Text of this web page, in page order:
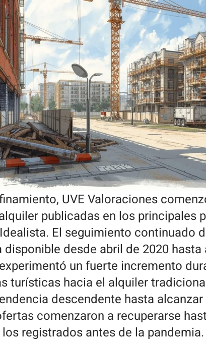
UVE Valoraciones
publicadas en los principales
El seguimiento continuado
desde abril de 2020
un fuerte incremento
turísticas hacia el alquiler
descendente hasta
comenzaron a recuperarse
registrados antes de la pandemia.